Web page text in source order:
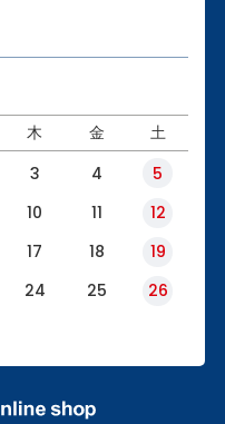
木 金 土
3 4
5
10 11
12
17 18
19
24 25
26